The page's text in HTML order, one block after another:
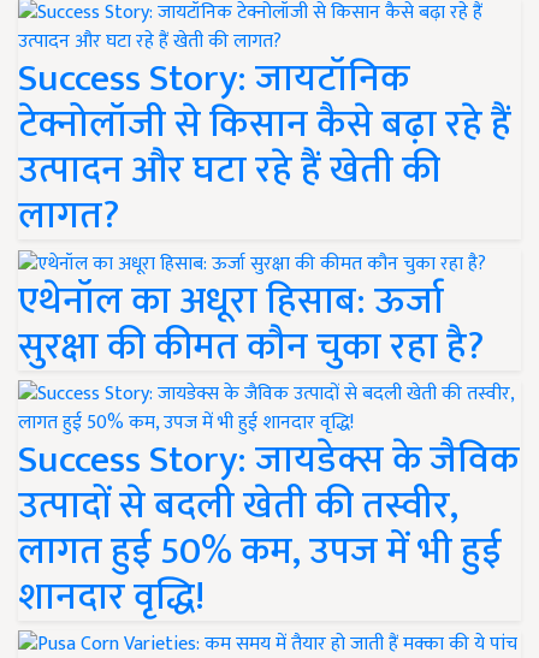
Success Story: जायटॉनिक
टेक्नोलॉजी से किसान कैसे बढ़ा रहे हैं
उत्पादन और घटा रहे हैं खेती की
लागत?
एथेनॉल का अधूरा हिसाब: ऊर्जा
सुरक्षा की कीमत कौन चुका रहा है?
Success Story: जायडेक्स के जैविक
उत्पादों से बदली खेती की तस्वीर,
लागत हुई 50% कम, उपज में भी हुई
शानदार वृद्धि!